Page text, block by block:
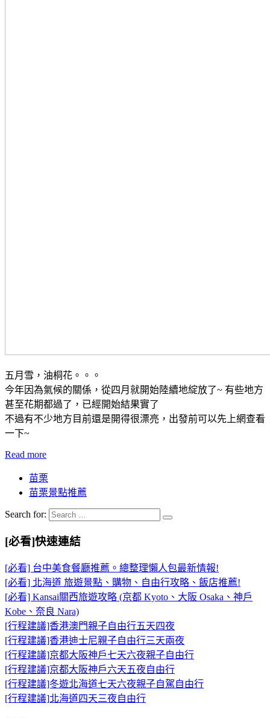
五月雪，油桐花。。。
今年因為氣候的關係，從四月就開始陸續地綻放了~ 有些地方
甚至花期都過了，已經開始結果實了
不過有不少地方目前還是開得很漂亮，出發前可以先上網查看
一下~
Read more
苗栗
苗栗景點推薦
Search for:
[必看]快速連結
[必看] 台中美食餐廳推薦。總整理懶人包最新情報!
[必看] 北海道 旅遊景點、購物、自由行攻略、飯店推薦!
[必看] Kansai關西旅遊攻略 (京都 Kyoto、大阪 Osaka、神戶
Kobe、奈良 Nara)
[行程建議]香港澳門親子自由行五天四夜
[行程建議]香港迪士尼親子自由行三天兩夜
[行程建議]京都大阪神戶七天六夜親子自由行
[行程建議]京都大阪神戶六天五夜自由行
[行程建議]冬遊北海道七天六夜親子自駕自由行
[行程建議]北海道四天三夜自由行